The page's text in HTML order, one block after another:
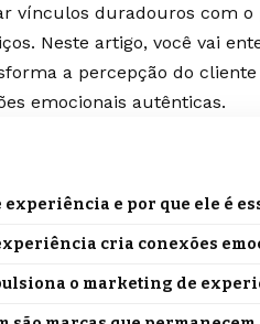
vínculos duradouros com
Neste artigo, você vai
a percepção do
emocionais autênticas.
experiência e por que ele é
cria conexões
o marketing de